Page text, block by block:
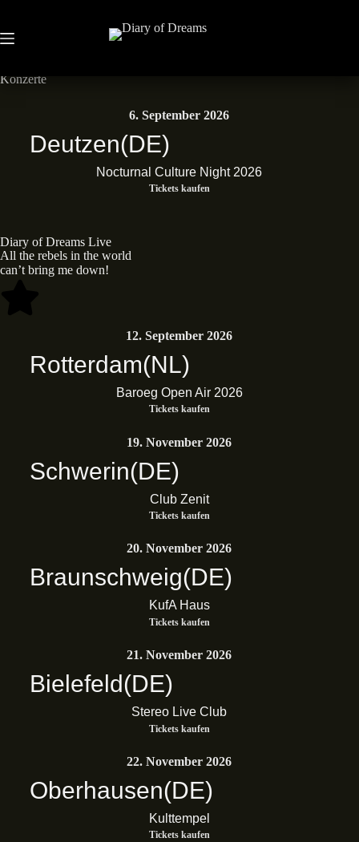
Neues Album • Dead End Dreams • Out now
Konzerte
6. September 2026
Deutzen(DE)
Nocturnal Culture Night 2026
Tickets kaufen
Diary of Dreams Live
All the rebels in the world
can’t bring me down!
12. September 2026
Rotterdam(NL)
Baroeg Open Air 2026
Tickets kaufen
19. November 2026
Schwerin(DE)
Club Zenit
Tickets kaufen
20. November 2026
Braunschweig(DE)
KufA Haus
Tickets kaufen
21. November 2026
Bielefeld(DE)
Stereo Live Club
Tickets kaufen
22. November 2026
Oberhausen(DE)
Kulttempel
Tickets kaufen